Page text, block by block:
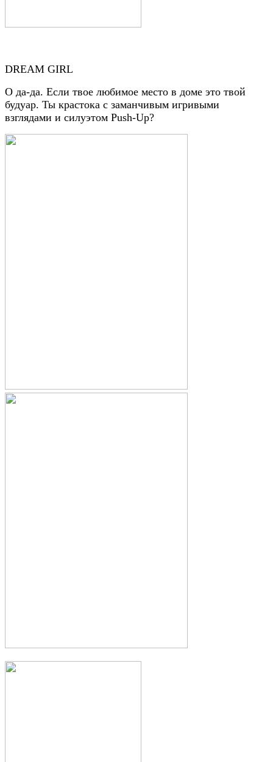
DREAM GIRL
О да-да. Если твое любимое место в доме это твой
будуар. Ты крастока с заманчивым игривыми
взглядами и силуэтом Push-Up?